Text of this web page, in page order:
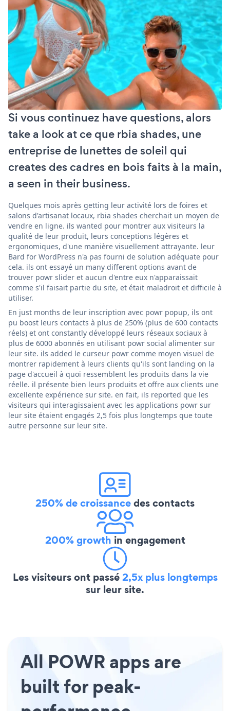
Si vous continuez have questions, alors
take a look at ce que rbia shades, une
entreprise de lunettes de soleil qui
creates des cadres en bois faits à la main,
a seen in their business.
Quelques mois après getting leur activité lors de foires et
salons d'artisanat locaux, rbia shades cherchait un moyen de
vendre en ligne. ils wanted pour montrer aux visiteurs la
qualité de leur produit, leurs conceptions légères et
ergonomiques, d'une manière visuellement attrayante. leur
Bard for WordPress n'a pas fourni de solution adéquate pour
cela. ils ont essayé un many different options avant de
trouver powr slider et aucun d'entre eux n'apparaissait
comme s'il faisait partie du site, et était maladroit et difficile à
utiliser.
En just months de leur inscription avec powr popup, ils ont
pu boost leurs contacts à plus de 250% (plus de 600 contacts
réels) et ont constantly développé leurs réseaux sociaux à
plus de 6000 abonnés en utilisant powr social alimenter sur
leur site. ils added le curseur powr comme moyen visuel de
montrer rapidement à leurs clients qu'ils sont landing on la
page d'accueil à quoi ressemblent les produits dans la vie
réelle. il présente bien leurs produits et offre aux clients une
excellente expérience sur site. en fait, ils reported que les
visiteurs qui interagissaient avec les applications powr sur
leur site étaient engagés 2,5 fois plus longtemps que toute
autre personne sur leur site.
250% de croissancedes contacts
200% growth in engagement
Les visiteurs ont passé2,5x plus longtemps
sur leur site.
All POWR apps are
built for peak-